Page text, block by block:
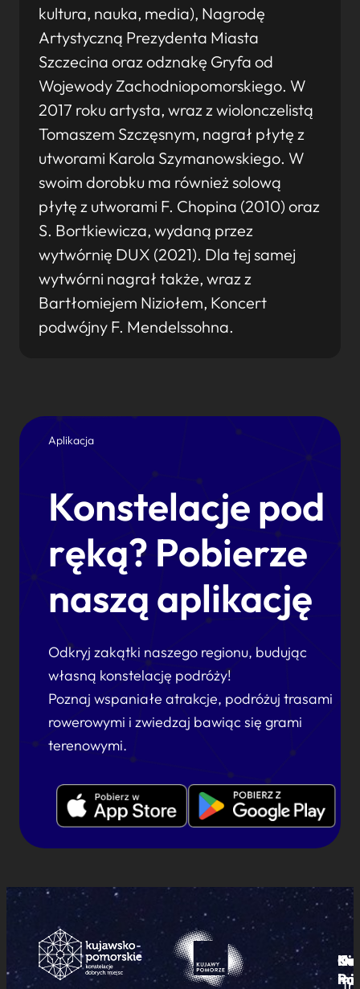
kultura, nauka, media), Nagrodę
Artystyczną Prezydenta Miasta
Szczecina oraz odznakę Gryfa od
Wojewody Zachodniopomorskiego. W
2017 roku artysta, wraz z wiolonczelistą
Tomaszem Szczęsnym, nagrał płytę z
utworami Karola Szymanowskiego. W
swoim dorobku ma również solową
płytę z utworami F. Chopina (2010) oraz
S. Bortkiewicza, wydaną przez
wytwórnię DUX (2021). Dla tej samej
wytwórni nagrał także, wraz z
Bartłomiejem Niziołem, Koncert
podwójny F. Mendelssohna.
Aplikacja
Konstelacje pod
ręką? Pobierze
naszą aplikację
Odkryj zakątki naszego regionu, budując
własną konstelację podróży!
Poznaj wspaniałe atrakcje, podróżuj trasami
rowerowymi i zwiedzaj bawiąc się grami
terenowymi.
i